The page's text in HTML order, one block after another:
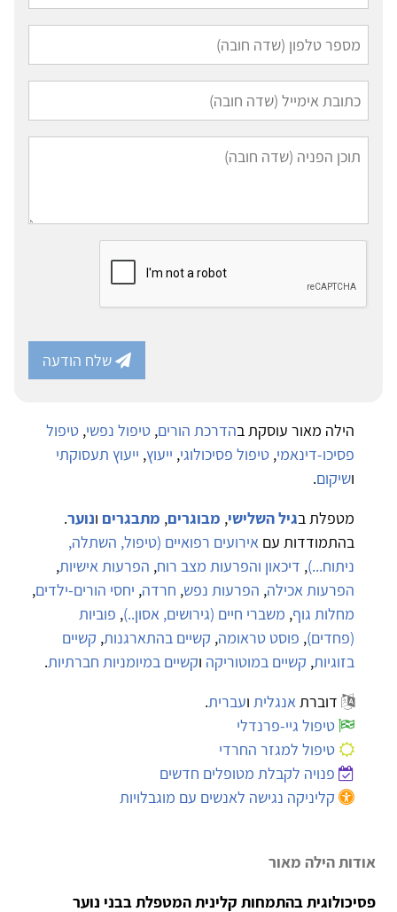
שלח הודעה
הילה מאור עוסקת בהדרכת הורים, טיפול נפשי, טיפול
פסיכו-דינאמי, טיפול פסיכולוגי, ייעוץ, ייעוץ תעסוקתי
ושיקום.
מטפלת בגיל השלישי, מבוגרים, מתבגרים ונוער.
בהתמודדות עם אירועים רפואיים (טיפול, השתלה,
ניתוח...), דיכאון והפרעות מצב רוח, הפרעות אישיות,
הפרעות אכילה, הפרעות נפש, חרדה, יחסי הורים-ילדים,
מחלות גוף, משברי חיים (גירושים, אסון..), פוביות
(פחדים), פוסט טראומה, קשיים בהתארגנות, קשיים
בזוגיות, קשיים במוטוריקה וקשיים במיומניות חברתיות.
דוברתאנגלית ועברית.
טיפול גיי-פרנדלי
טיפול למגזר החרדי
פנויה לקבלת מטופלים חדשים
קליניקה נגישה לאנשים עם מוגבלויות
אודות הילה מאור
פסיכולוגית בהתמחות קלינית המטפלת בבני נוער